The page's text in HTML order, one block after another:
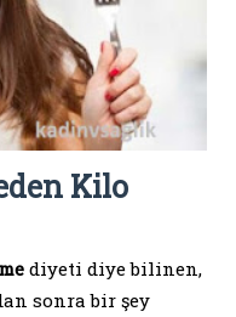
Kilo
diyeti diye bilinen,
sonra bir şey